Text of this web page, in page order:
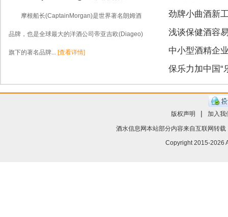
摩根船长(CaptainMorgan)是世界著名朗姆酒
品牌，也是全球最大的洋酒公司帝亚吉欧(Diageo)
旗下的著名品牌... [查看详情]
劲牌小曲酒新
浅谈保健酒容
中小型酒精企
保乐力加中国“
版权声明 | 加入我
酒水信息网本站部分内容来自互联网转
Copyright 2015-2026